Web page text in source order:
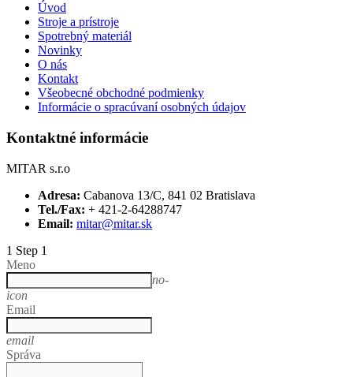
Úvod
Stroje a prístroje
Spotrebný materiál
Novinky
O nás
Kontakt
Všeobecné obchodné podmienky
Informácie o spracúvaní osobných údajov
Kontaktné informácie
MITAR s.r.o
Adresa: Cabanova 13/C, 841 02 Bratislava
Tel./Fax: + 421-2-64288747
Email: mitar@mitar.sk
1 Step 1
Meno
no-
icon
Email
email
Správa